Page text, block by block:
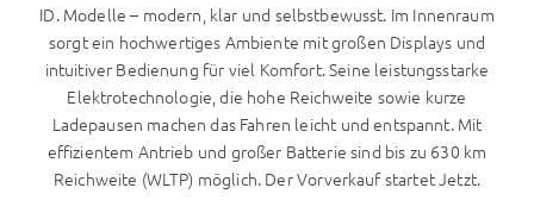
ID. Modelle – modern, klar und selbstbewusst. Im Innenraum
sorgt ein hochwertiges Ambiente mit großen Displays und
intuitiver Bedienung für viel Komfort. Seine leistungsstarke
Elektrotechnologie, die hohe Reichweite sowie kurze
Ladepausen machen das Fahren leicht und entspannt. Mit
effizientem Antrieb und großer Batterie sind bis zu 630 km
Reichweite (WLTP) möglich. Der Vorverkauf startet Jetzt.